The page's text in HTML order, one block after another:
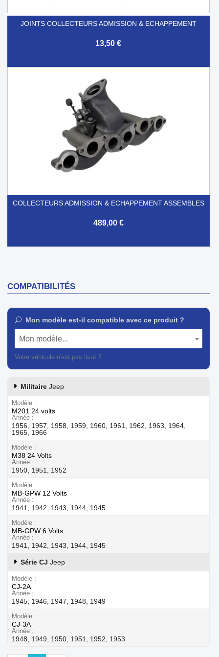
JOINTS COLLECTEURS ADMISSION & ECHAPPEMENT
13,50 €
COLLECTEURS ADMISSION & ECHAPPEMENT ASSEMBLES
489,00 €
COMPATIBILITÉS
Mon modèle est-il compatible avec ce produit ?
Mon modèle...
Votre véhicule n'est pas listé ?
Militaire Jeep
Modèle
M201 24 volts
Année
1956, 1957, 1958, 1959, 1960, 1961, 1962, 1963, 1964,
1965, 1966
Modèle
M38 24 Volts
Année
1950, 1951, 1952
Modèle
MB-GPW 12 Volts
Année
1941, 1942, 1943, 1944, 1945
Modèle
MB-GPW 6 Volts
Année
1941, 1942, 1943, 1944, 1945
Série CJ Jeep
Modèle
CJ-2A
Année
1945, 1946, 1947, 1948, 1949
Modèle
CJ-3A
Année
1948, 1949, 1950, 1951, 1952, 1953